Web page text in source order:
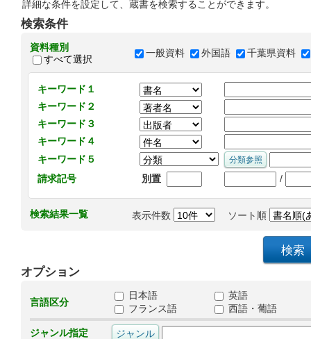
詳細な条件を設定して、蔵書を検索することができます。
検索条件
資料種別
すべて選択
一般資料 外国語 千葉県資料
キーワード１
キーワード２
キーワード３
キーワード４
キーワード５
請求記号
別置 /
検索結果一覧 表示件数 ソート順
オプション
言語区分
日本語
英語
フランス語
西語・葡語
ジャンル指定